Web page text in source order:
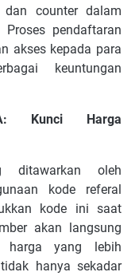
dan counter dalam
pendaftaran
akses kepada para
keuntungan
Kunci Harga
ditawarkan oleh
kode referal
kode ini saat
akan langsung
harga yang lebih
hanya sekadar